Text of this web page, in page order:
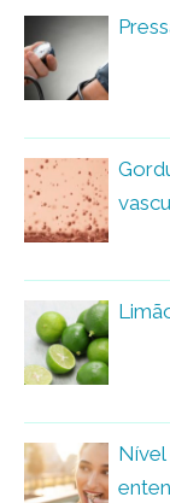
Nível